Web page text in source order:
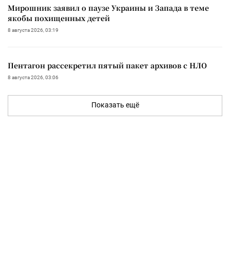
Мирошник заявил о паузе Украины и Запада в теме
якобы похищенных детей
8 августа 2026, 03:19
Пентагон рассекретил пятый пакет архивов с НЛО
8 августа 2026, 03:06
Показать ещё